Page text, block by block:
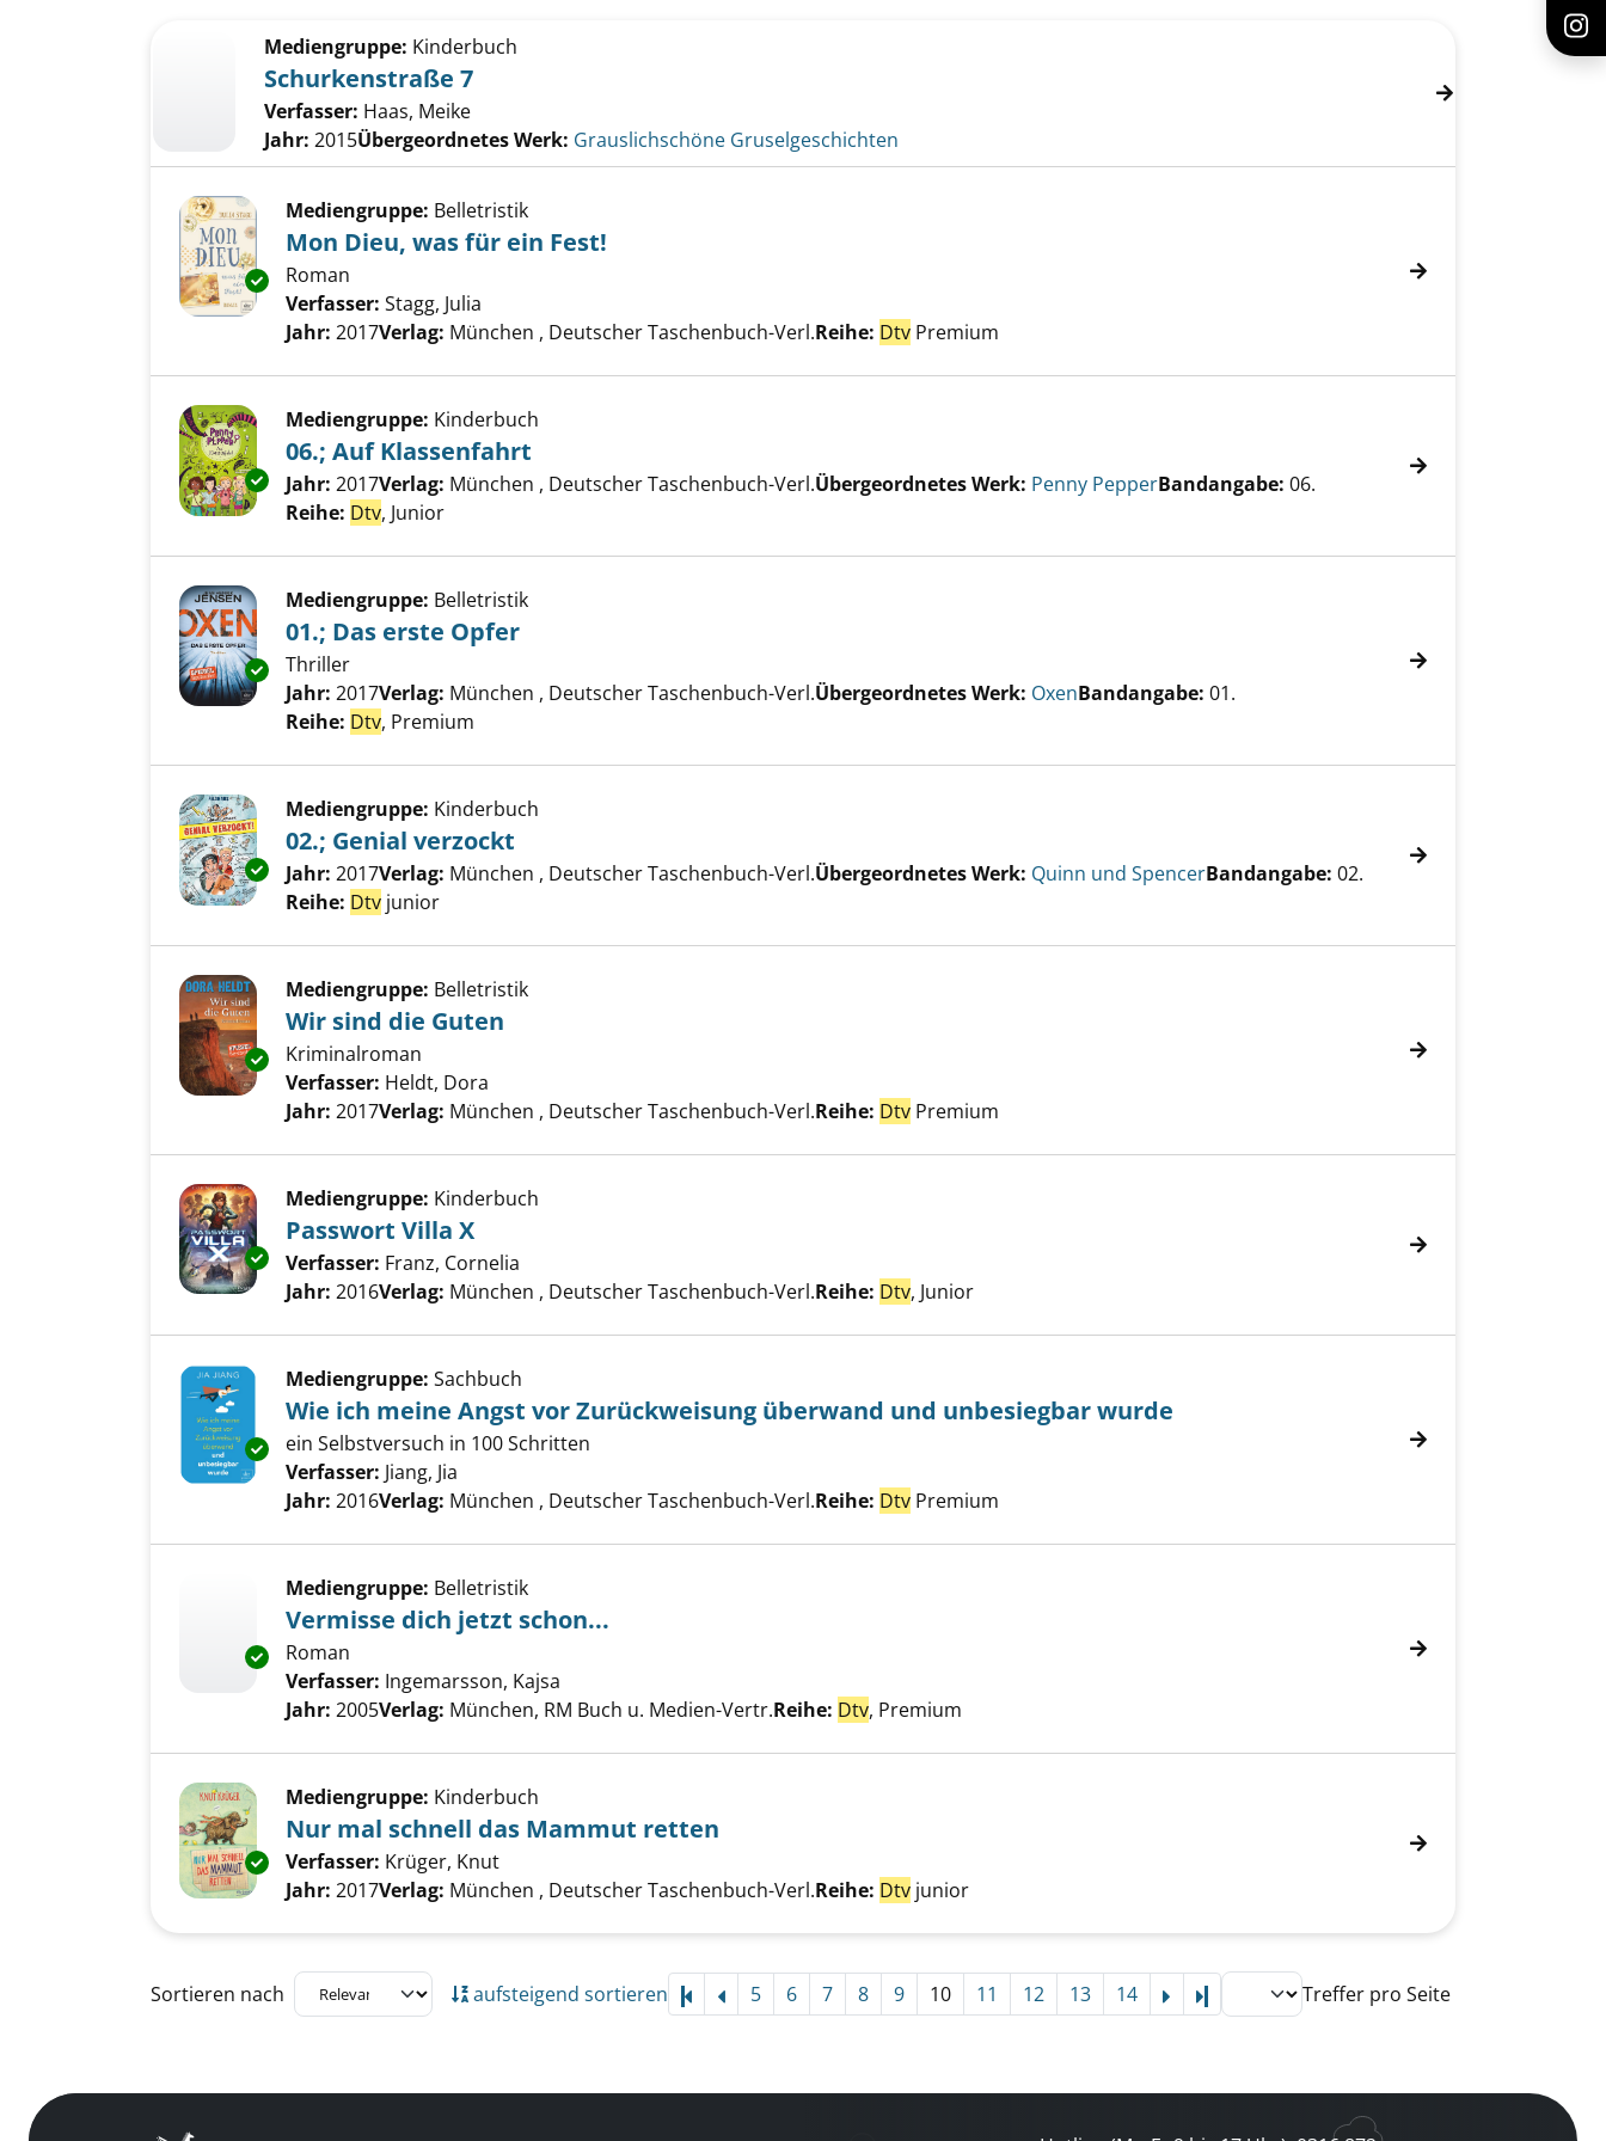
Zu den Suchfiltern springen
Mediengruppe: Kinderbuch
Schurkenstraße 7
Verfasser: Haas, Meike
Jahr: 2015Übergeordnetes Werk: Grauslichschöne Gruselgeschichten
Exemplar-Details von Mon Dieu, was für ein Fest! anzeigen
Mediengruppe: Belletristik
Mon Dieu, was für ein Fest!
Roman
Verfasser: Stagg, Julia
Jahr: 2017Verlag: München , Deutscher Taschenbuch-Verl.Reihe: Dtv Premium
Exemplar-Details von 06.; Auf Klassenfahrt anzeigen
Mediengruppe: Kinderbuch
06.; Auf Klassenfahrt
Suche nach diesem Verfasser
Jahr: 2017Verlag: München , Deutscher Taschenbuch-Verl.Übergeordnetes Werk: Penny PepperBandangabe: 06.
Reihe: Dtv, Junior
Exemplar-Details von 01.; Das erste Opfer anzeigen
Mediengruppe: Belletristik
01.; Das erste Opfer
Thriller
Suche nach diesem Verfasser
Jahr: 2017Verlag: München , Deutscher Taschenbuch-Verl.Übergeordnetes Werk: OxenBandangabe: 01.
Reihe: Dtv, Premium
Exemplar-Details von 02.; Genial verzockt anzeigen
Mediengruppe: Kinderbuch
02.; Genial verzockt
Suche nach diesem Verfasser
Jahr: 2017Verlag: München , Deutscher Taschenbuch-Verl.Übergeordnetes Werk: Quinn und SpencerBandangabe: 02.
Reihe: Dtv junior
Exemplar-Details von Wir sind die Guten anzeigen
Mediengruppe: Belletristik
Wir sind die Guten
Kriminalroman
Verfasser: Heldt, Dora
Jahr: 2017Verlag: München , Deutscher Taschenbuch-Verl.Reihe: Dtv Premium
Exemplar-Details von Passwort Villa X anzeigen
Mediengruppe: Kinderbuch
Passwort Villa X
Verfasser: Franz, Cornelia
Jahr: 2016Verlag: München , Deutscher Taschenbuch-Verl.Reihe: Dtv, Junior
Exemplar-Details von Wie ich meine Angst vor Zurückweisung überwand und unbesiegbar wurde anzeigen
Mediengruppe: Sachbuch
Wie ich meine Angst vor Zurückweisung überwand und unbesiegbar wurde
ein Selbstversuch in 100 Schritten
Verfasser: Jiang, Jia
Jahr: 2016Verlag: München , Deutscher Taschenbuch-Verl.Reihe: Dtv Premium
Exemplar-Details von Vermisse dich jetzt schon... anzeigen
Mediengruppe: Belletristik
Vermisse dich jetzt schon...
Roman
Verfasser: Ingemarsson, Kajsa
Jahr: 2005Verlag: München, RM Buch u. Medien-Vertr.Reihe: Dtv, Premium
Exemplar-Details von Nur mal schnell das Mammut retten anzeigen
Mediengruppe: Kinderbuch
Nur mal schnell das Mammut retten
Verfasser: Krüger, Knut
Jahr: 2017Verlag: München , Deutscher Taschenbuch-Verl.Reihe: Dtv junior
Zu den Suchfiltern springen
Sortieren nach aufsteigend sortieren 5 6 7 8 9 10 11 12 13 14 Letzte SeiteTreffer pro Seite